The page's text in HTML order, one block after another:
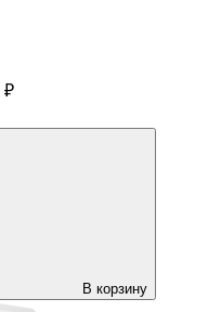
₽
В корзину